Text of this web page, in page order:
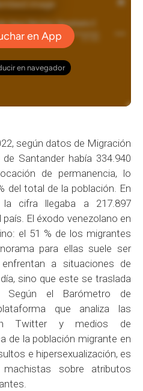
según datos de Migración
Santander había 334.940
de permanencia, lo
del total de la población. En
la cifra llegaba a 217.897
El éxodo venezolano en
el 51 % de los migrantes
para ellas suele ser
a situaciones de
sino que este se traslada
Según el Barómetro de
que analiza las
Twitter y medios de
de la población migrante en
e hipersexualización, es
machistas sobre atributos